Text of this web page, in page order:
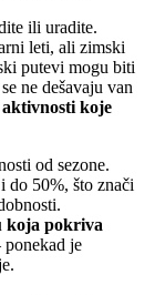
ili uradite.
leti, ali zimski
putevi mogu biti
ne dešavaju van
koje
od sezone.
do 50%, što znači
koja pokriva
je